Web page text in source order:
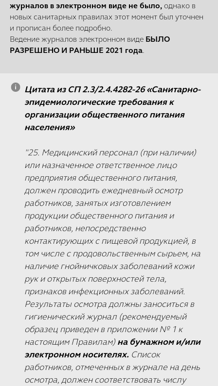
журналов в электронном виде не было, однако в
новых санитарных правилах этот момент был уточнен
и прописан более подробно.
Ведение журналов электронном виде БЫЛО
РАЗРЕШЕНО И РАНЬШЕ 2021 года.
Цитата из СП 2.3/2.4.4282-26 «Санитарно-
эпидемиологические требования к
организации общественного питания
населения»
"25. Медицинский персонал (при наличии)
или назначенное ответственное лицо
предприятия общественного питания,
должен проводить ежедневный осмотр
работников, занятых изготовлением
продукции общественного питания и
работников, непосредственно
контактирующих с пищевой продукцией, в
том числе с продовольственным сырьем, на
наличие гнойничковых заболеваний кожи
рук и открытых поверхностей тела,
признаков инфекционных заболеваний.
Результаты осмотра должны заноситься в
гигиенический журнал (рекомендуемый
образец приведен в приложении № 1 к
настоящим Правилам) на бумажном и/или
электронном носителях. Список
работников, отмеченных в журнале на день
осмотра, должен соответствовать числу